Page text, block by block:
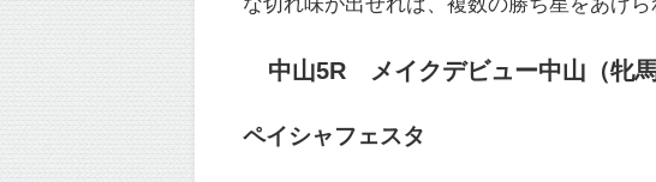
中山5R メイクデビュー中山（牝
ペイシャフェスタ